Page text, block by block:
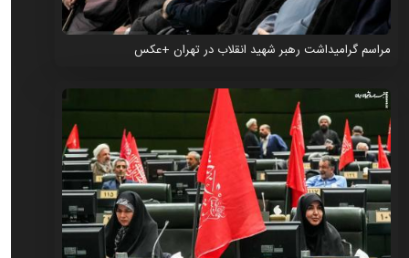
مراسم گرامیداشت رهبر شهید انقلاب در تهران +عکس